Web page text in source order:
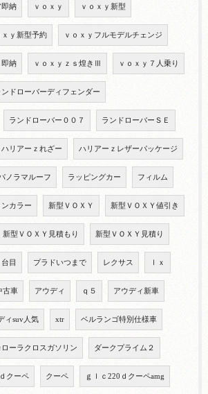
即納 ｖｏｘｙ ｖｏｘｙ新型
ｘｙ新型予約 ｖｏｘｙフルモデルチェンジ
即納 ｖｏｘｙｚｓ煌きⅢ ｖｏｘｙ７人乗り
ンドローバーディフェンダー
ランドローバー００７ ランドローバーＳＥ
ハリアーｚれざー ハリアーｚレザーパッケージ
ノラマルーフ ラッピングカー フィルム
ンカラー 新型ＶＯＸＹ 新型ＶＯＸＹ値引き
新型ＶＯＸＹ見積もり 新型ＶＯＸＹ見積り
台目 プラドいつまで レクサス ｌｘ
古車 アウディ ｑ５ アウディ新車
ィsuv人気 xtr ベルランゴ特別仕様車
ローラクロスガソリン ダークプライム２
クーペ クーペ ｇｌｃ220ｄクーペamg